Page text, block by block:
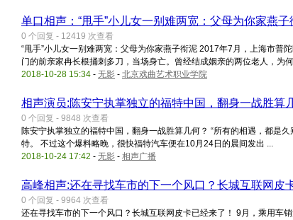
单口相声：“甩手”小儿女一别难两宽：父母为你家燕子
0 个回复 - 12419 次查看
“甩手”小儿女一别难两宽：父母为你家燕子衔泥 2017年7月，上海市
门的前亲家冉长根捅刺多刀，当场身亡。曾经结成姻亲的两位老人，为
2018-10-28 15:34 - 无影 - 北京戏曲艺术职业学院
相声演员:陈安宁执掌独立的福特中国，翻身一战胜算
0 个回复 - 9848 次查看
陈安宁执掌独立的福特中国，翻身一战胜算几何？ “所有的相遇，都是
特。 不过这个爆料略晚，很快福特汽车便在10月24日的晨间发出 ...
2018-10-24 17:42 - 无影 - 相声广播
高峰相声:还在寻找车市的下一个风口？长城互联网皮
0 个回复 - 9964 次查看
还在寻找车市的下一个风口？长城互联网皮卡已经来了！ 9月，乘用车